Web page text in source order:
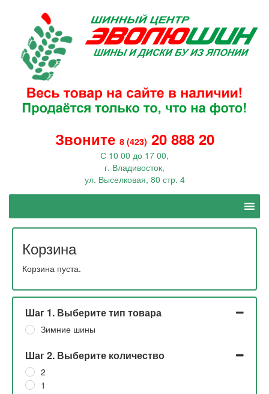
Звоните 8 (423) 20 888 20
С 10 00 до 17 00,
г. Владивосток,
ул. Выселковая, 80 стр. 4
Корзина
Корзина пуста.
Шаг 1. Выберите тип товара
Зимние шины
Шаг 2. Выберите количество
2
1